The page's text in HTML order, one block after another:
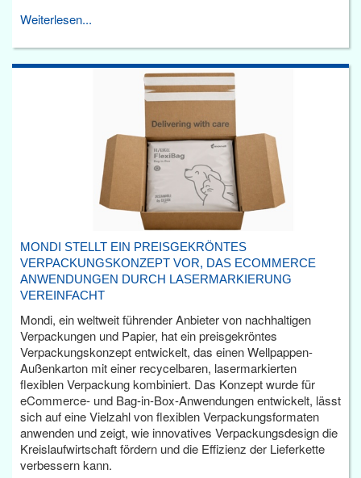
Weiterlesen...
MONDI STELLT EIN PREISGEKRÖNTES
VERPACKUNGSKONZEPT VOR, DAS ECOMMERCE
ANWENDUNGEN DURCH LASERMARKIERUNG
VEREINFACHT
Mondi, ein weltweit führender Anbieter von nachhaltigen
Verpackungen und Papier, hat ein preisgekröntes
Verpackungskonzept entwickelt, das einen Wellpappen-
Außenkarton mit einer recycelbaren, lasermarkierten
flexiblen Verpackung kombiniert. Das Konzept wurde für
eCommerce- und Bag-in-Box-Anwendungen entwickelt, lässt
sich auf eine Vielzahl von flexiblen Verpackungsformaten
anwenden und zeigt, wie innovatives Verpackungsdesign die
Kreislaufwirtschaft fördern und die Effizienz der Lieferkette
verbessern kann.